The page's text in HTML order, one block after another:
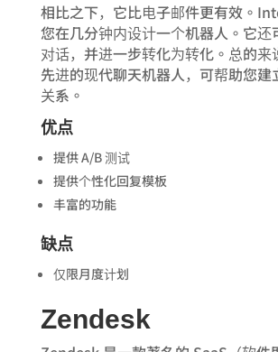
相比之下，它比电子邮件更有效。
您在几分钟内设计一个机器人。它还
对话，并进一步转化为转化。总的来
先进的现代聊天机器人，可帮助您建
关系。
优点
提供 A/B 测试
提供个性化回复模板
丰富的功能
缺点
仅限月度计划
Zendesk